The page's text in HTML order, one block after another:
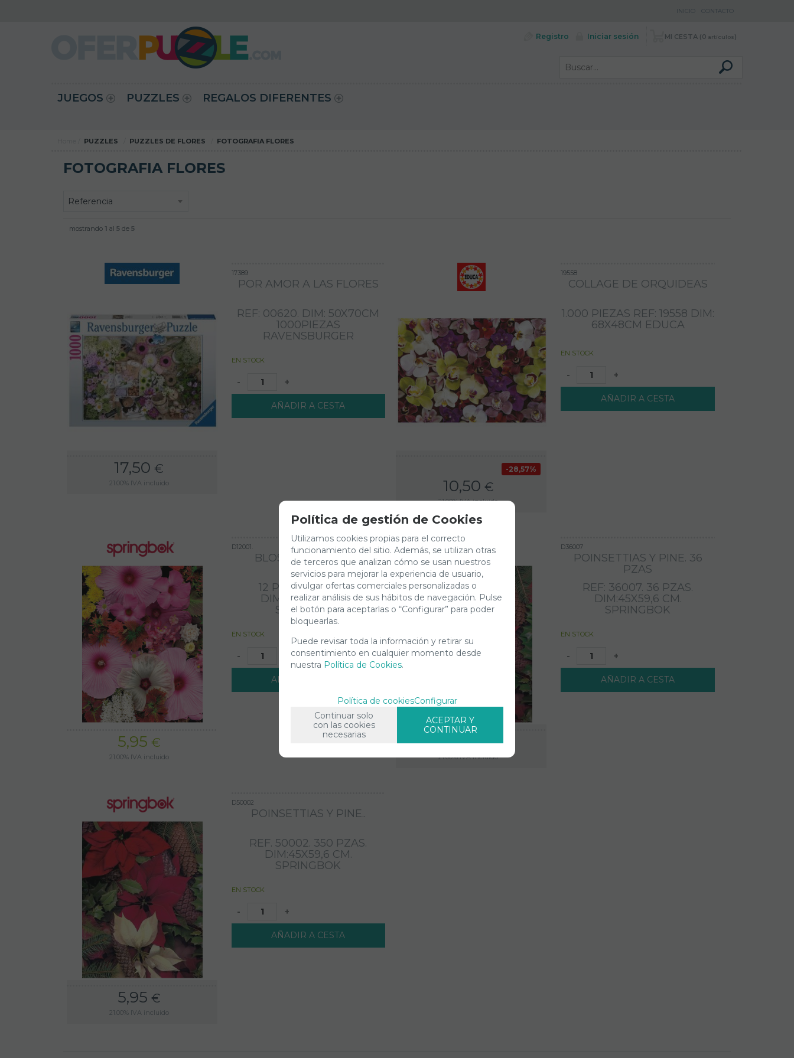
Registro Iniciar sesión MI CESTA 0 artículos
INICIO CONTACTO
JUEGOS PUZZLES REGALOS DIFERENTES
PUZZLES PUZZLES DE FLORES FOTOGRAFIA FLORES
FOTOGRAFIA FLORES
mostrando 1 al 5 de 5
17,50 €
21.00% IVA incluido
17389
POR AMOR A LAS FLORES
REF: 00620. DIM: 50X70CM
1000PIEZAS
RAVENSBURGER
EN STOCK
- +
AÑADIR A CESTA
28,57%
10,50 €
21.00%IVA incluido
19558
COLLAGE DE ORQUIDEAS
1.000 PIEZAS REF: 19558 DIM:
68X48CM EDUCA
EN STOCK
- +
AÑADIR A CESTA
5,95 €
21.00% IVA incluido
D12001.
BLOSOM BOUQUET
12 PZAS. REF:12001.
DIM:45.7X59,6 CM.
SPRINGBOK
EN STOCK
-
AÑADIR A CESTA
5,95 €
21.00%IVA incluido
D36007
POINSETTIAS Y PINE. 36
PZAS
REF: 36007. 36 PZAS.
DIM:45X59,6 CM.
SPRINGBOK
EN STOCK
- +
AÑADIR A CESTA
5,95 €
21.00% IVA incluido
D50002
POINSETTIAS Y PINE..
REF. 50002. 350 PZAS.
DIM:45X59,6 CM.
SPRINGBOK
EN STOCK
- +
AÑADIR A CESTA
Política de gestión de Cookies
Utilizamos cookies propias para el correcto
funcionamiento del sitio. Además, se utilizan otras
de terceros que analizan cómo se usan nuestros
servicios para mejorar la experiencia de usuario,
divulgar ofertas comerciales personalizadas o
realizar análisis de sus hábitos de navegación. Pulse
el botón para aceptarlas o “Configurar” para poder
bloquearlas.
Puede revisar toda la información y retirar su
consentimiento en cualquier momento desde
nuestra Política de Cookies.
Política de cookiesConfigurar
Continuar solo
con las cookies
necesarias
ACEPTAR Y
CONTINUAR